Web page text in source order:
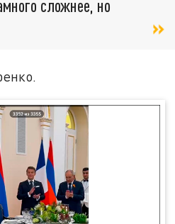
сложнее, но